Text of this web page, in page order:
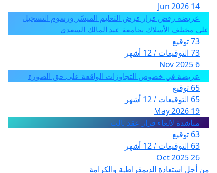
14 Jun 2026
عريضة رفض قرار فرض التعليم الميسّر ورسوم التسجيل
على مختلف الأسلاك بجامعة عبد المالك السعدي
73 توقيع
73 التوقيعات / 12 أشهر
6 Nov 2025
عريضة في خصوص التجاوزات الواقعة على حق الصورة
65 توقيع
65 التوقيعات / 12 أشهر
19 May 2026
مناشدة لالغاء قرار عقد ثالث
63 توقيع
63 التوقيعات / 12 أشهر
26 Oct 2025
من أجل استعادة الديمقراطية والكرامة